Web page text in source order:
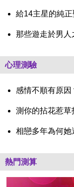
給14主星的純
那些遊走於男人
心理測驗
感情不順有原因
測你的拈花惹草
相戀多年為何她
熱門測算